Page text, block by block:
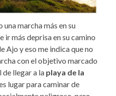
marcha más en su
ir más deprisa en su camino
Ajo y eso me indica que no
con el objetivo marcado
de llegar a la playa de la
lugar para caminar de